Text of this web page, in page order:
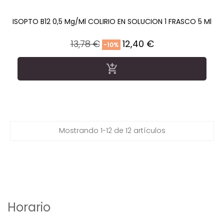
ISOPTO B12 0,5 Mg/ml COLIRIO EN SOLUCION 1 FRASCO 5 Ml
Precio
regular
13,78 € -10% Precio
12,40 €

Mostrando 1-12 de 12 artículos
Horario